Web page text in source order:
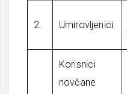
2. Umirovljenici
Korisnici
novčane